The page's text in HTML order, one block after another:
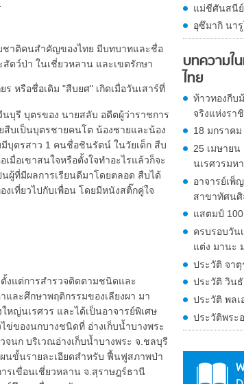
ชาติคนสำคัญของไทย มีบทบาทและชื่อ
ตว์ป่า ในเชี่ยวหลาน และเขตรักษา
อชื่อเดิม "สืบยศ" เกิดเมื่อวันเสาร์ที่
นบุรี บุตรของ นายสลับ อดีตผู้ว่าราชการ
บเป็นบุตรชายคนโต น้องชายและน้อง
บุตรสาว 1 คนชื่อชินรัตน์ ในวัยเด็ก สืบ
มื่อเขาสนใจหรือตั้งใจทำอะไรแล้วก็จะ
ผู้ที่มีผลการเรียนดีมาโดยตลอด สืบได้
งเที่ยวไปกับเพื่อน โดยมีหนังสติ๊กคู่ใจ
งแต่การสำรวจติดตามชนิดและ
ละศึกษาพฤติกรรมของเลียงผา มา
หญ่นเรศวร และได้เป็นอาจารย์พิเศษ
ข่ของนกบางชนิดที่ อ่างเก็บน้ำบางพระ
จนก บริเวณอ่างเก็บน้ำบางพระ จ.ชลบุรี
นขั้นรายละเอียดสำหรับ ฟื้นฟูสภาพป่า
รเขื่อนเชี่ยวหลาน จ.สุราษฎร์ธานี
แม่ชีศันสนีย์
อุซึมากิ นา
บทความ
ไทย
ท้าวทองกีบ
จริงแห่งรา
18 มกราค
25 เมษาย
นเรศวรมห
อาจารย์เพ็
สาขาทัศน
แสตมป์
ครบรอบวัน
แต่ง มานะ
ประวัติ จา
ประวัติ วิน
ประวัติ พล
ประวัติพระ